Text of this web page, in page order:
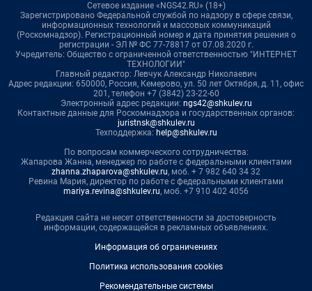
Сетевое издание «NGS42.RU» (18+)
Зарегистрировано Федеральной службой по надзору в сфере связи,
информационных технологий и массовых коммуникаций
(Роскомнадзор). Регистрационный номер и дата принятия решения о
регистрации - ЭЛ № ФС 77-78817 от 07.08.2020 г.
Учредитель: Общество с ограниченной ответственностью "ИНТЕРНЕТ
ТЕХНОЛОГИИ"
Главный редактор: Левчук Александр Николаевич
Адрес редакции: 650000, Россия, Кемерово, ул. 50 лет Октября, д. 11, офис
201, телефон +7 (3842) 23-22-60
Электронный адрес редакции: ngs42@shkulev.ru
Контактные данные для Роскомнадзора и государственных органов:
juristnsk@shkulev.ru
Техподдержка: help@shkulev.ru
По вопросам коммерческого сотрудничества:
Жапарова Жанна, менеджер по работе с федеральными клиентами
zhanna.zhaparova@shkulev.ru, моб. + 7 982 640 34 32
Ревина Мария, директор по работе с федеральными клиентами
mariya.revina@shkulev.ru, моб. +7 910 402 4056
Редакция сайта не несет ответственности за достоверность
информации, содержащейся в рекламных объявлениях.
Информация об ограничениях
Политика использования cookies
Рекомендательные системы